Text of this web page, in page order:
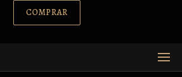
COMPRAR